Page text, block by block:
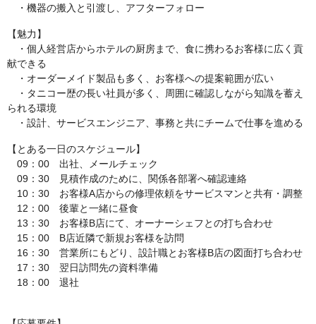
・機器の搬入と引渡し、アフターフォロー
【魅力】
・個人経営店からホテルの厨房まで、食に携わるお客様に広く貢
献できる
・オーダーメイド製品も多く、お客様への提案範囲が広い
・タニコー歴の長い社員が多く、周囲に確認しながら知識を蓄え
られる環境
・設計、サービスエンジニア、事務と共にチームで仕事を進める
【とある一日のスケジュール】
09：00 出社、メールチェック
09：30 見積作成のために、関係各部署へ確認連絡
10：30 お客様A店からの修理依頼をサービスマンと共有・調整
12：00 後輩と一緒に昼食
13：30 お客様B店にて、オーナーシェフとの打ち合わせ
15：00 B店近隣で新規お客様を訪問
16：30 営業所にもどり、設計職とお客様B店の図面打ち合わせ
17：30 翌日訪問先の資料準備
18：00 退社